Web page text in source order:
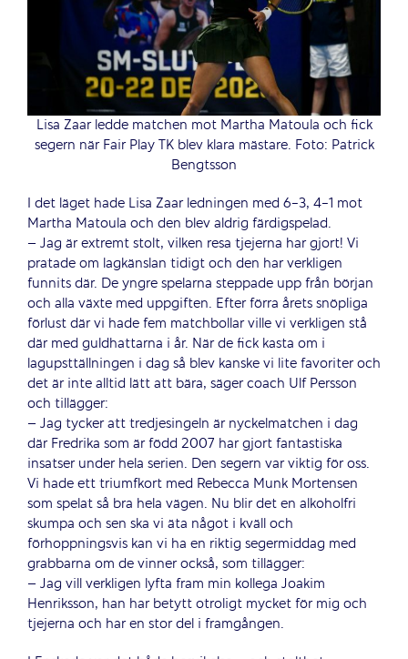
Lisa Zaar ledde matchen mot Martha Matoula och fick
segern när Fair Play TK blev klara mästare. Foto: Patrick
Bengtsson
I det läget hade Lisa Zaar ledningen med 6-3, 4-1 mot
Martha Matoula och den blev aldrig färdigspelad.
– Jag är extremt stolt, vilken resa tjejerna har gjort! Vi
pratade om lagkänslan tidigt och den har verkligen
funnits där. De yngre spelarna steppade upp från början
och alla växte med uppgiften. Efter förra årets snöpliga
förlust där vi hade fem matchbollar ville vi verkligen stå
där med guldhattarna i år. När de fick kasta om i
lagupsttällningen i dag så blev kanske vi lite favoriter och
det är inte alltid lätt att bära, säger coach Ulf Persson
och tillägger:
– Jag tycker att tredjesingeln är nyckelmatchen i dag
där Fredrika som är född 2007 har gjort fantastiska
insatser under hela serien. Den segern var viktig för oss.
Vi hade ett triumfkort med Rebecca Munk Mortensen
som spelat så bra hela vägen. Nu blir det en alkoholfri
skumpa och sen ska vi äta något i kväll och
förhoppningsvis kan vi ha en riktig segermiddag med
grabbarna om de vinner också, som tillägger:
– Jag vill verkligen lyfta fram min kollega Joakim
Henriksson, han har betytt otroligt mycket för mig och
tjejerna och har en stor del i framgången.